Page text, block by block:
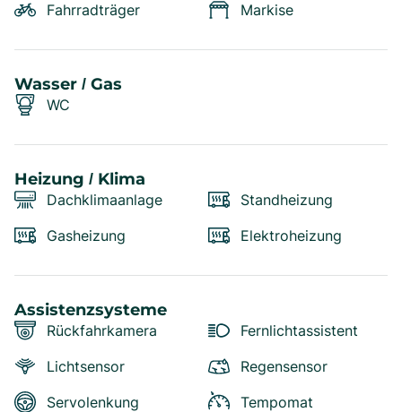
Fahrradträger Markise
Wasser / Gas
WC
Heizung / Klima
Dachklimaanlage
Standheizung
Gasheizung
Elektroheizung
Assistenzsysteme
Rückfahrkamera
Fernlichtassistent
Lichtsensor
Regensensor
Servolenkung
Tempomat